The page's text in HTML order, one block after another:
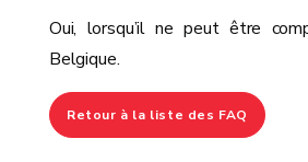
Oui, lorsqu’il ne peut être
Belgique.
Retour à la liste des FAQ